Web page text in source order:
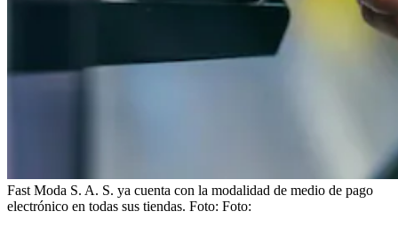
Fast Moda S. A. S. ya cuenta con la modalidad de medio de pago
electrónico en todas sus tiendas. Foto: Foto: